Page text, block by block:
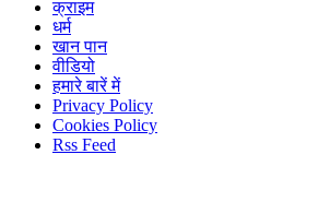
क्राइम
धर्म
खान पान
वीडियो
हमारे बारें में
Privacy Policy
Cookies Policy
Rss Feed